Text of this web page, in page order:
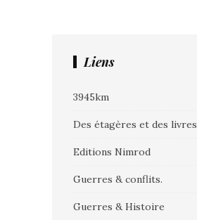
Liens
3945km
Des étagères et des livres
Editions Nimrod
Guerres & conflits.
Guerres & Histoire